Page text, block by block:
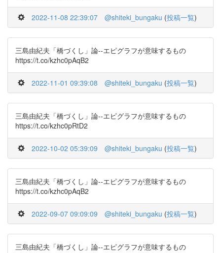
2022-11-08 22:39:07 @shiteki_bungaku (投稿一覧)
三島由紀夫「橋づくし」論--エピグラフが意味するもの
https://t.co/kzhc0pAqB2
2022-11-01 09:39:08 @shiteki_bungaku (投稿一覧)
三島由紀夫「橋づくし」論--エピグラフが意味するもの
https://t.co/kzhc0pRtD2
2022-10-02 05:39:09 @shiteki_bungaku (投稿一覧)
三島由紀夫「橋づくし」論--エピグラフが意味するもの
https://t.co/kzhc0pAqB2
2022-09-07 09:09:09 @shiteki_bungaku (投稿一覧)
三島由紀夫「橋づくし」論--エピグラフが意味するもの